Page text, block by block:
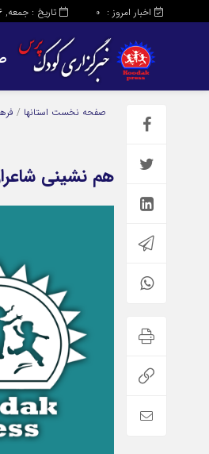
اخبار امروز : 0 تاریخ : جمعه, ۱۶ مرداد , ۱۴۰۵
صفحه نخست استانها /
هم نشینی